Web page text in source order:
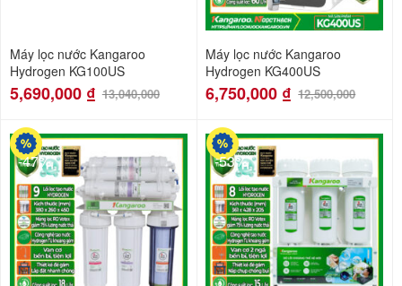
Máy lọc nước Kangaroo
Hydrogen KG100US
5,690,000 ₫ 13,040,000
Máy lọc nước Kangaroo
Hydrogen KG400US
6,750,000 ₫ 12,500,000
-47% -53%